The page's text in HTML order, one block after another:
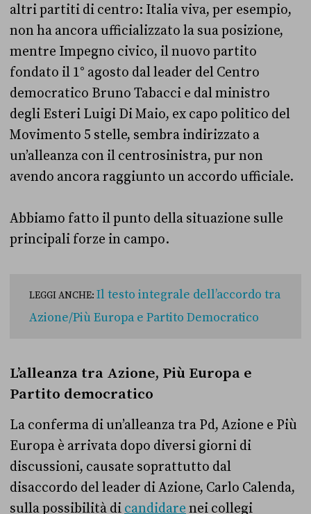
altri partiti di centro: Italia viva, per esempio,
non ha ancora ufficializzato la sua posizione,
mentre Impegno civico, il nuovo partito
fondato il 1° agosto dal leader del Centro
democratico Bruno Tabacci e dal ministro
degli Esteri Luigi Di Maio, ex capo politico del
Movimento 5 stelle, sembra indirizzato a
un’alleanza con il centrosinistra, pur non
avendo ancora raggiunto un accordo ufficiale.
Abbiamo fatto il punto della situazione sulle
principali forze in campo.
LEGGI ANCHE: Il testo integrale dell’accordo tra
Azione/Più Europa e Partito Democratico
L’alleanza tra Azione, Più Europa e
Partito democratico
La conferma di un’alleanza tra Pd, Azione e Più
Europa è arrivata dopo diversi giorni di
discussioni, causate soprattutto dal
disaccordo del leader di Azione, Carlo Calenda,
sulla possibilità di candidare nei collegi